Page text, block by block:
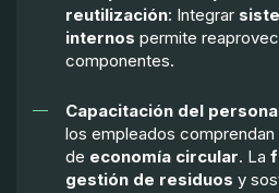
reutilización: Integrar
internos permite
componentes.
Capacitación del
los empleados
de economía circular. La
gestión de residuos y